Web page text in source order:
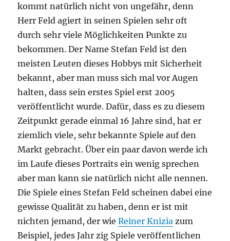
kommt natürlich nicht von ungefähr, denn
Herr Feld agiert in seinen Spielen sehr oft
durch sehr viele Möglichkeiten Punkte zu
bekommen. Der Name Stefan Feld ist den
meisten Leuten dieses Hobbys mit Sicherheit
bekannt, aber man muss sich mal vor Augen
halten, dass sein erstes Spiel erst 2005
veröffentlicht wurde. Dafür, dass es zu diesem
Zeitpunkt gerade einmal 16 Jahre sind, hat er
ziemlich viele, sehr bekannte Spiele auf den
Markt gebracht. Über ein paar davon werde ich
im Laufe dieses Portraits ein wenig sprechen
aber man kann sie natürlich nicht alle nennen.
Die Spiele eines Stefan Feld scheinen dabei eine
gewisse Qualität zu haben, denn er ist mit
nichten jemand, der wieReiner Knizia zum
Beispiel, jedes Jahr zig Spiele veröffentlichen